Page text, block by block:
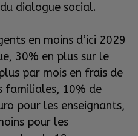
dialogue social.
en moins d’ici 2029
30% en plus sur le
par mois en frais de
familiales, 10% de
pour les enseignants,
pour les